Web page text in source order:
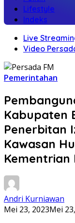
Lifestyle
Indeks
Live
Video
Pemerintahan
Kabupaten
Penerbitan
Kawasan
Kementrian
Andri Kurniawan
Mei 23, 2023Mei